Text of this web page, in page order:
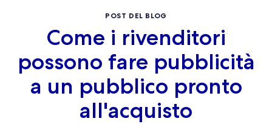
POST DEL BLOG
Come i rivenditori
possono fare pubblicità
a un pubblico pronto
all'acquisto